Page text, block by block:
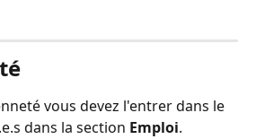
vous devez l'entrer dans le
dans la section Emploi.